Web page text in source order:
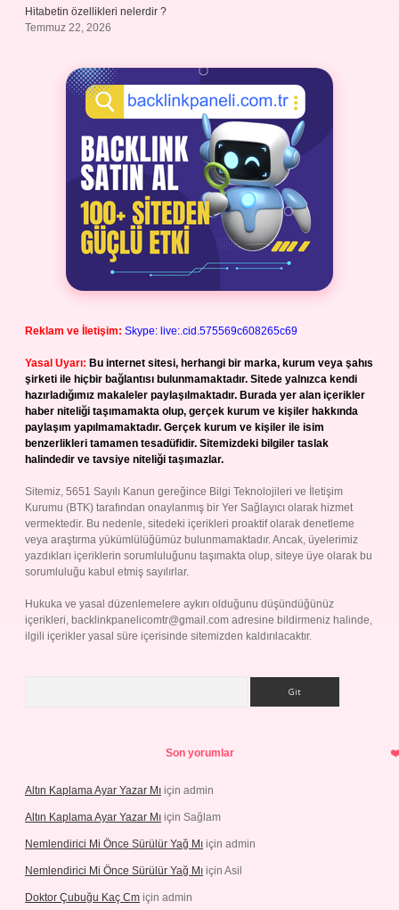
Hitabetin özellikleri nelerdir ?
Temmuz 22, 2026
Reklam ve İletişim: Skype: live:.cid.575569c608265c69
Yasal Uyarı: Bu internet sitesi, herhangi bir marka, kurum veya şahıs
şirketi ile hiçbir bağlantısı bulunmamaktadır. Sitede yalnızca kendi
hazırladığımız makaleler paylaşılmaktadır. Burada yer alan içerikler
haber niteliği taşımamakta olup, gerçek kurum ve kişiler hakkında
paylaşım yapılmamaktadır. Gerçek kurum ve kişiler ile isim
benzerlikleri tamamen tesadüfidir. Sitemizdeki bilgiler taslak
halindedir ve tavsiye niteliği taşımazlar.
Sitemiz, 5651 Sayılı Kanun gereğince Bilgi Teknolojileri ve İletişim
Kurumu (BTK) tarafından onaylanmış bir Yer Sağlayıcı olarak hizmet
vermektedir. Bu nedenle, sitedeki içerikleri proaktif olarak denetleme
veya araştırma yükümlülüğümüz bulunmamaktadır. Ancak, üyelerimiz
yazdıkları içeriklerin sorumluluğunu taşımakta olup, siteye üye olarak bu
sorumluluğu kabul etmiş sayılırlar.
Hukuka ve yasal düzenlemelere aykırı olduğunu düşündüğünüz
içerikleri, backlinkpanelicomtr@gmail.com adresine bildirmeniz halinde,
ilgili içerikler yasal süre içerisinde sitemizden kaldırılacaktır.
Son yorumlar
Altın Kaplama Ayar Yazar Mı için admin
Altın Kaplama Ayar Yazar Mı için Sağlam
Nemlendirici Mi Önce Sürülür Yağ Mı için admin
Nemlendirici Mi Önce Sürülür Yağ Mı için Asil
Doktor Çubuğu Kaç Cm için admin